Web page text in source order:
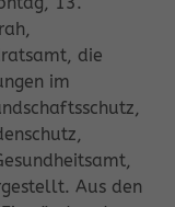
die
im
Aus den